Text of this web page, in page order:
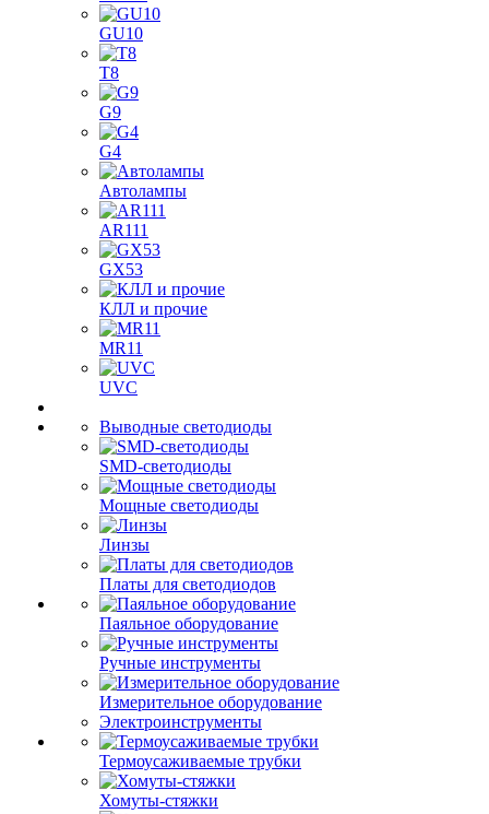
GU10
T8
G9
G4
Автолампы
AR111
GX53
КЛЛ и прочие
MR11
UVC
Выводные светодиоды
SMD-светодиоды
Мощные светодиоды
Линзы
Платы для светодиодов
Паяльное оборудование
Ручные инструменты
Измерительное оборудование
Электроинструменты
Термоусаживаемые трубки
Хомуты-стяжки